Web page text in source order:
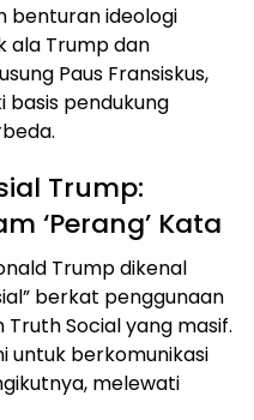
benturan ideologi
ala Trump dan
Paus Fransiskus,
basis pendukung
Trump:
‘Perang’ Kata
Trump dikenal
berkat penggunaan
Social yang masif.
untuk berkomunikasi
melewati